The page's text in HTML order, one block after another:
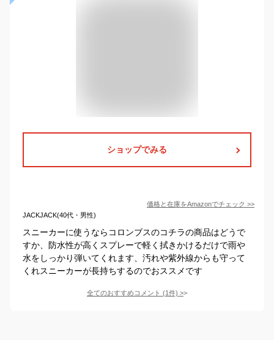
ショップでみる
価格と在庫をAmazonでチェック >>
JACKJACK(40代・男性)
スニーカーに使うならコロンブスのコチラの商品はどうで
すか、防水性が高くスプレーで軽く拭きかけるだけで雨や
水をしっかり弾いてくれます、汚れや紫外線からも守って
くれスニーカーが長持ちするのでおススメです
全てのおすすめコメント (1件) >